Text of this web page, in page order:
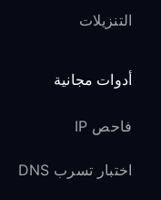
التنزيلات
أدوات مجانية
فاحص IP
اختبار تسرب DNS